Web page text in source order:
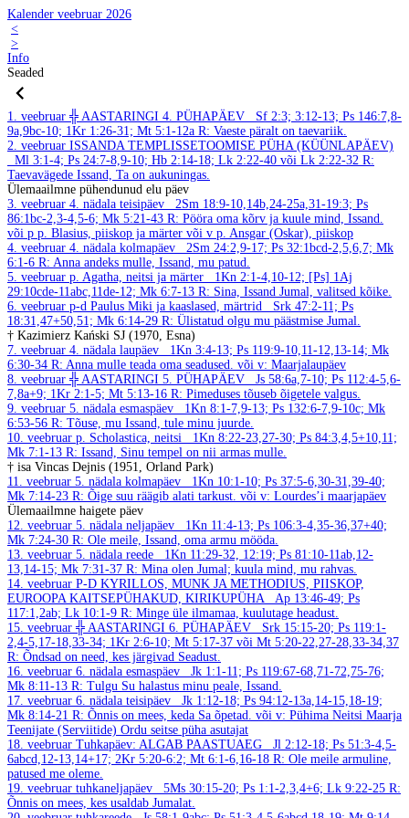
Kalender veebruar 2026
<
>
Info
Seaded
1. veebruar ╬ AASTARINGI 4. PÜHAPÄEV
Sf 2:3; 3:12-13; Ps 146:7,8-
9a,9bc-10; 1Kr 1:26-31; Mt 5:1-12a R: Vaeste päralt on taevariik.
2. veebruar ISSANDA TEMPLISSETOOMISE PÜHA (KÜÜNLAPÄEV)
Ml 3:1-4; Ps 24:7-8,9-10; Hb 2:14-18; Lk 2:22-40 või Lk 2:22-32 R:
Taevavägede Issand, Ta on aukuningas.
Ülemaailmne pühendunud elu päev
3. veebruar 4. nädala teisipäev
2Sm 18:9-10,14b,24-25a,31-19:3; Ps
86:1bc-2,3-4,5-6; Mk 5:21-43 R: Pööra oma kõrv ja kuule mind, Issand.
või p p. Blasius, piiskop ja märter või v p. Ansgar (Oskar), piiskop
4. veebruar 4. nädala kolmapäev
2Sm 24:2,9-17; Ps 32:1bcd-2,5,6,7; Mk
6:1-6 R: Anna andeks mulle, Issand, mu patud.
5. veebruar p. Agatha, neitsi ja märter
1Kn 2:1-4,10-12; [Ps] 1Aj
29:10cde-11abc,11de-12; Mk 6:7-13 R: Sina, Issand Jumal, valitsed kõike.
6. veebruar p-d Paulus Miki ja kaaslased, märtrid
Srk 47:2-11; Ps
18:31,47+50,51; Mk 6:14-29 R: Ülistatud olgu mu päästmise Jumal.
† Kazimierz Kański SJ (1970, Esna)
7. veebruar 4. nädala laupäev
1Kn 3:4-13; Ps 119:9-10,11-12,13-14; Mk
6:30-34 R: Anna mulle teada oma seadused. või v: Maarjalaupäev
8. veebruar ╬ AASTARINGI 5. PÜHAPÄEV
Js 58:6a,7-10; Ps 112:4-5,6-
7,8a+9; 1Kr 2:1-5; Mt 5:13-16 R: Pimeduses tõuseb õigetele valgus.
9. veebruar 5. nädala esmaspäev
1Kn 8:1-7,9-13; Ps 132:6-7,9-10c; Mk
6:53-56 R: Tõuse, mu Issand, tule minu juurde.
10. veebruar p. Scholastica, neitsi
1Kn 8:22-23,27-30; Ps 84:3,4,5+10,11;
Mk 7:1-13 R: Issand, Sinu tempel on nii armas mulle.
† isa Vincas Dejnis (1951, Orland Park)
11. veebruar 5. nädala kolmapäev
1Kn 10:1-10; Ps 37:5-6,30-31,39-40;
Mk 7:14-23 R: Õige suu räägib alati tarkust. või v: Lourdes’i maarjapäev
Ülemaailmne haigete päev
12. veebruar 5. nädala neljapäev
1Kn 11:4-13; Ps 106:3-4,35-36,37+40;
Mk 7:24-30 R: Ole meile, Issand, oma armu mööda.
13. veebruar 5. nädala reede
1Kn 11:29-32, 12:19; Ps 81:10-11ab,12-
13,14-15; Mk 7:31-37 R: Mina olen Jumal; kuula mind, mu rahvas.
14. veebruar P-D KYRILLOS, MUNK JA METHODIUS, PIISKOP,
EUROOPA KAITSEPÜHAKUD, KIRIKUPÜHA
Ap 13:46-49; Ps
117:1,2ab; Lk 10:1-9 R: Minge üle ilmamaa, kuulutage headust.
15. veebruar ╬ AASTARINGI 6. PÜHAPÄEV
Srk 15:15-20; Ps 119:1-
2,4-5,17-18,33-34; 1Kr 2:6-10; Mt 5:17-37 või Mt 5:20-22,27-28,33-34,37
R: Õndsad on need, kes järgivad Seadust.
16. veebruar 6. nädala esmaspäev
Jk 1:1-11; Ps 119:67-68,71-72,75-76;
Mk 8:11-13 R: Tulgu Su halastus minu peale, Issand.
17. veebruar 6. nädala teisipäev
Jk 1:12-18; Ps 94:12-13a,14-15,18-19;
Mk 8:14-21 R: Õnnis on mees, keda Sa õpetad. või v: Pühima Neitsi Maarja
Teenijate (Serviitide) Ordu seitse püha asutajat
18. veebruar Tuhkapäev: ALGAB PAASTUAEG
Jl 2:12-18; Ps 51:3-4,5-
6abcd,12-13,14+17; 2Kr 5:20-6:2; Mt 6:1-6,16-18 R: Ole meile armuline,
patused me oleme.
19. veebruar tuhkaneljapäev 5Ms 30:15-20; Ps 1:1-2,3,4+6; Lk 9:22-25 R:
Õnnis on mees, kes usaldab Jumalat.